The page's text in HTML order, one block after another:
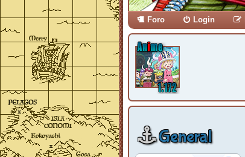
Foro Login
General